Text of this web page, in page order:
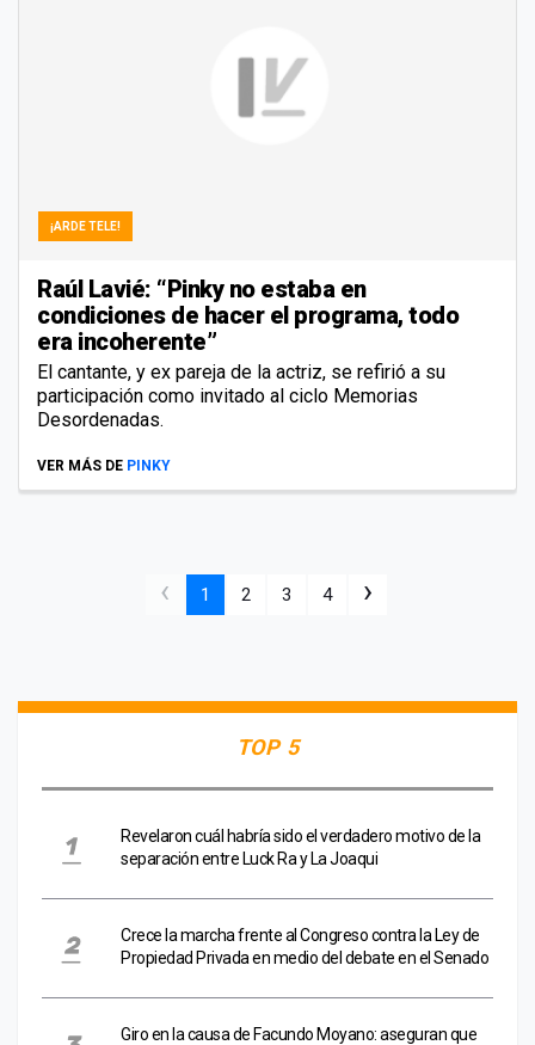
¡ARDE TELE!
Raúl Lavié: “Pinky no estaba en
condiciones de hacer el programa, todo
era incoherente”
El cantante, y ex pareja de la actriz, se refirió a su
participación como invitado al ciclo Memorias
Desordenadas.
VER MÁS DE PINKY
‹ 1 2 3 4 ›
TOP 5
Revelaron cuál habría sido el verdadero motivo de la
separación entre Luck Ra y La Joaqui
Crece la marcha frente al Congreso contra la Ley de
Propiedad Privada en medio del debate en el Senado
Giro en la causa de Facundo Moyano: aseguran que